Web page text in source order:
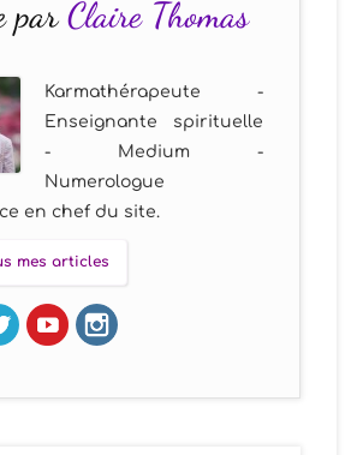
parClaire Thomas
Karmathérapeute -
Enseignante spirituelle
- Medium -
Numerologue
en chef du site.
mes articles